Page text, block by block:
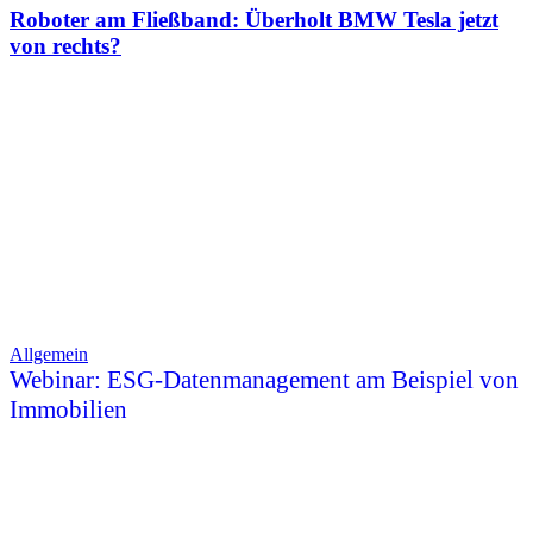
Roboter am Fließband: Überholt BMW Tesla jetzt
von rechts?
Allgemein
Webinar: ESG-Datenmanagement am Beispiel von
Immobilien